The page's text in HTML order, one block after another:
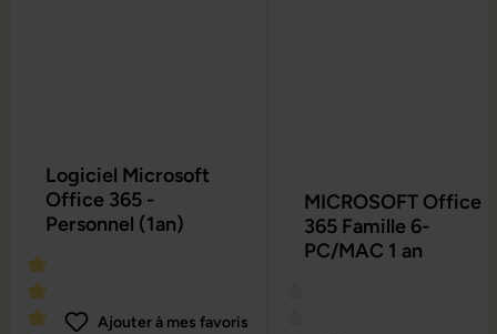
Logiciel Microsoft
Office 365 -
Personnel (1an)
Ajouter à mes favoris
MICROSOFT Office
365 Famille 6-
PC/MAC 1 an